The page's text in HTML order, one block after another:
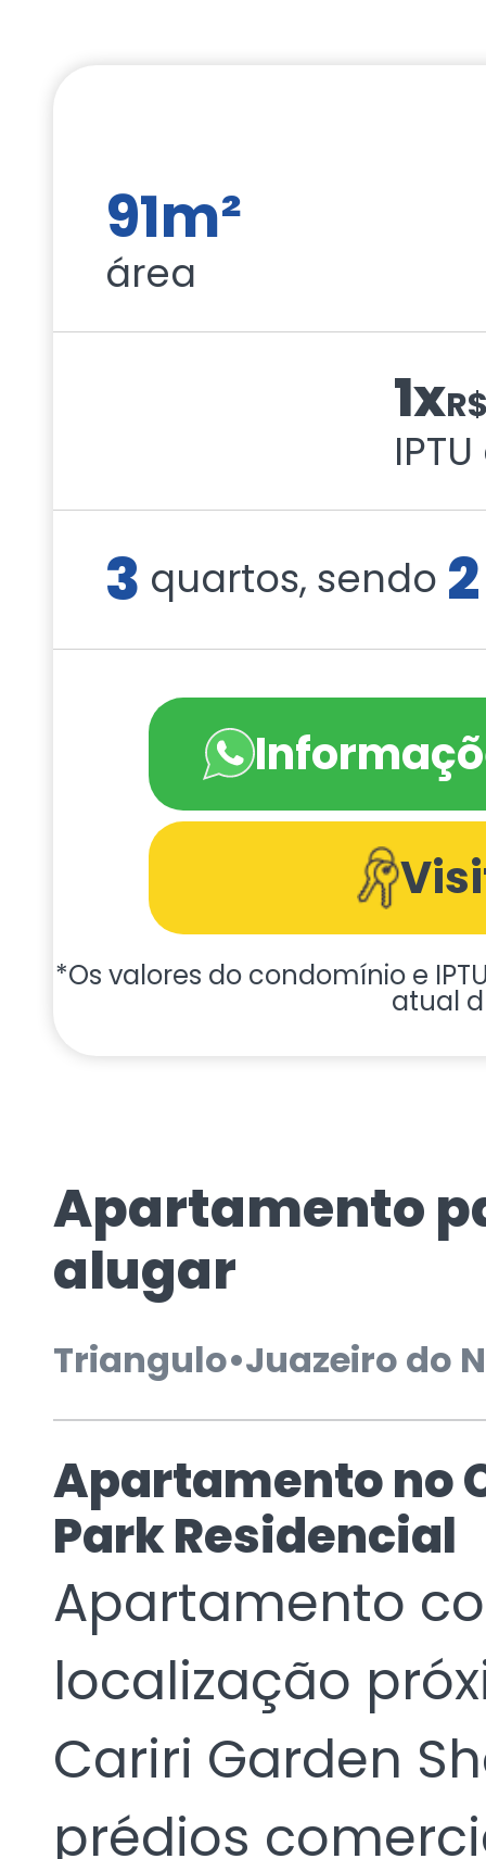
91m²
área
1x
3 quartos, sendo 2
*Os valores do condomínio e
atual
Apartamento
alugar
Triangulo•Juazeiro do
Apartamento no
Park Residencial
Apartamento
localização
Cariri Garden
prédios